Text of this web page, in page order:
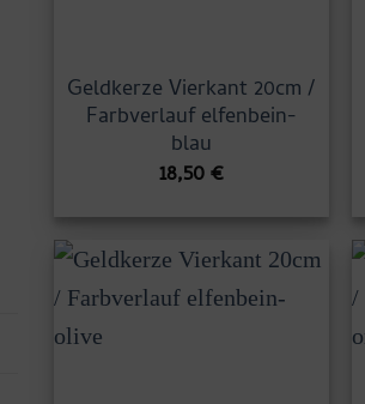
Geldkerze Vierkant 20cm /
Farbverlauf elfenbein-
blau
18,50€